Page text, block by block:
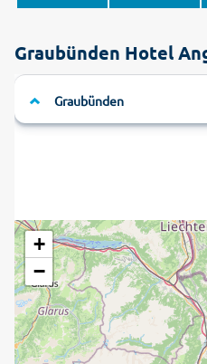
Graubünden Hotel
Graubünden
+
−